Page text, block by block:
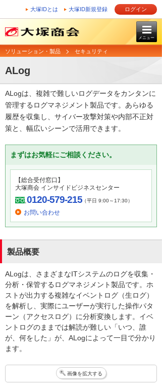
大塚IDとは 大塚ID新規登録 ログイン
メニュー
ソリューション・製品 セキュリティ
ALog
ALogは、複雑で難しいログデータをカンタンに
管理するログマネジメント製品です。あらゆる
履歴を収集し、サイバー攻撃対策や内部不正対
策と、幅広いシーンで活用できます。
まずはお気軽にご相談ください。
【総合受付窓口】
大塚商会 インサイドビジネスセンター
0120-579-215（平日 9:00～17:30）
お問い合わせ
製品概要
ALogは、さまざまなITシステムのログを収集・
分析・保管するログマネジメント製品です。ホ
ストが出力する複雑なイベントログ（生ログ）
を解析し、実際にユーザーが実行した操作パタ
ーン（アクセスログ）に分析変換します。イベ
ントログのままでは解読が難しい「いつ、誰
が、何をした」が、ALogによって一目で分かり
ます。
画像を拡大する